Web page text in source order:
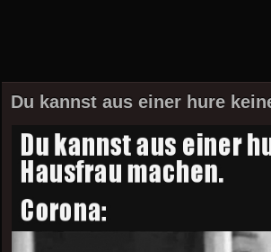
Du kannst aus einer hure